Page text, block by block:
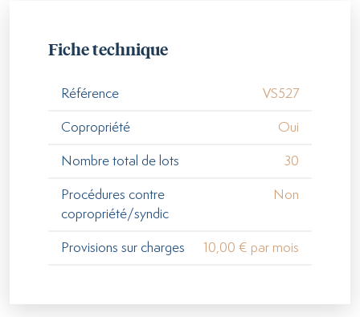
Fiche technique
Référence VS527
Copropriété Oui
Nombre total de lots 30
Procédures contre
copropriété/syndic
Non
Provisions sur charges 10,00 € par mois